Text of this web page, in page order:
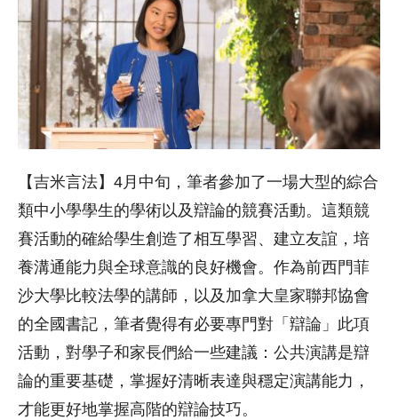
【吉米言法】4月中旬，筆者參加了一場大型的綜合
類中小學學生的學術以及辯論的競賽活動。這類競
賽活動的確給學生創造了相互學習、建立友誼，培
養溝通能力與全球意識的良好機會。作為前西門菲
沙大學比較法學的講師，以及加拿大皇家聯邦協會
的全國書記，筆者覺得有必要專門對「辯論」此項
活動，對學子和家長們給一些建議：公共演講是辯
論的重要基礎，掌握好清晰表達與穩定演講能力，
才能更好地掌握高階的辯論技巧。